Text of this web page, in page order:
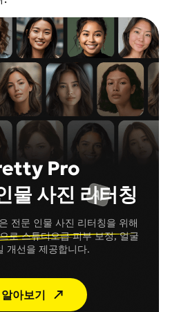
Pro
물 사진 리터칭
전문 인물 사진 리터칭을 위해
로 스튜디오급 피부 보정, 얼굴
개선을 제공합니다.
아보기